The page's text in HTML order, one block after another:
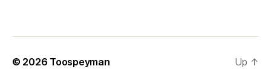
© 2026 Toospeyman Up ↑